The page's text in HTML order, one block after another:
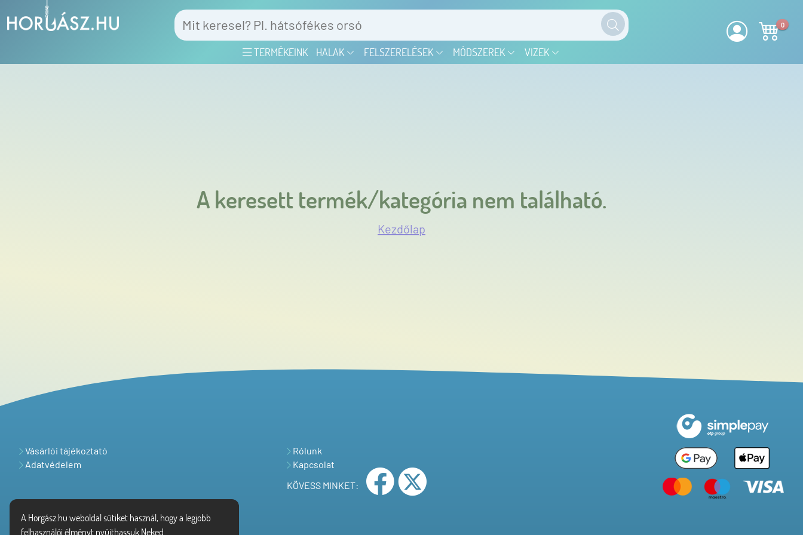
A Horgász.hu weboldal sütiket használ, hogy a legjobb
felhasználói élményt nyújthassuk Neked.
TERMÉKEINK HALAK FELSZERELÉSEK MÓDSZEREK VIZEK
0
A keresett termék/kategória nem található.
Kezdőlap
Vásárlói tájékoztató
Adatvédelem
Rólunk
Kapcsolat
KÖVESS MINKET: